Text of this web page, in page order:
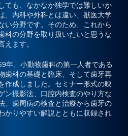
ても、なかなか独学では難しいか
、内科や外科とは違い、獣医大学
い分野です。そのため、これから
科の分野を取り扱いたいと思うな
えます。
年、小動物歯科の第一人者である
歯科の基礎と臨床、そして歯牙再
作成しました。セミナー形式の映
ン撮影法、口腔内検査のやり方な
、歯周病の検査と治療から歯牙の
かりやすい解説とともに収録され